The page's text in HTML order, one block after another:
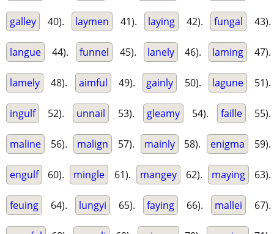
galley 40). laymen 41). laying 42). fungal 43).
langue 44). funnel 45). lanely 46). laming 47).
lamely 48). aimful 49). gainly 50). lagune 51).
ingulf 52). unnail 53). gleamy 54). faille 55).
maline 56). malign 57). mainly 58). enigma 59).
engulf 60). mingle 61). mangey 62). maying 63).
feuing 64). lungyi 65). faying 66). mallei 67).